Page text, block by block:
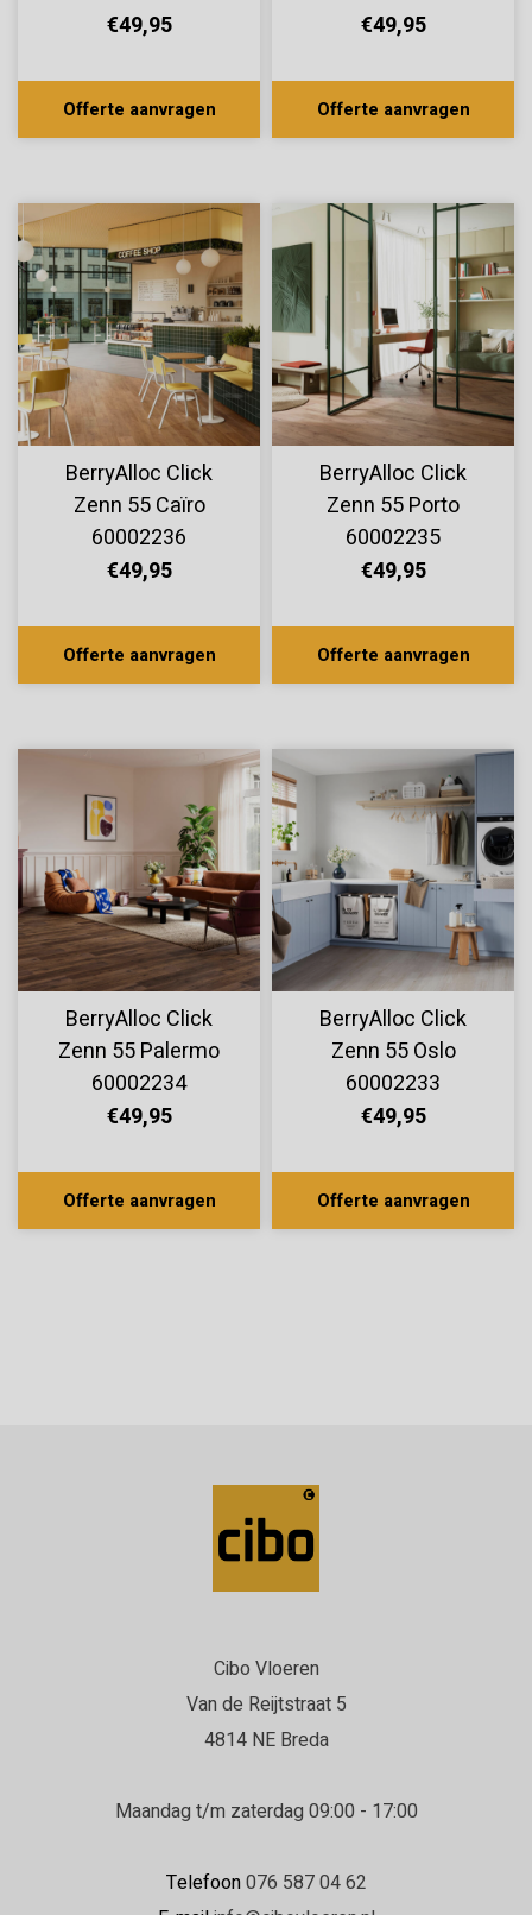
86221
€49,95
Offerte aanvragen
€49,95
Offerte aanvragen
BerryAlloc Click
Zenn 55 Caïro
60002236
€49,95
Offerte aanvragen
BerryAlloc Click
Zenn 55 Porto
60002235
€49,95
Offerte aanvragen
BerryAlloc Click
Zenn 55 Palermo
60002234
€49,95
Offerte aanvragen
BerryAlloc Click
Zenn 55 Oslo
60002233
€49,95
Offerte aanvragen
Cibo Vloeren
Van de Reijtstraat 5
4814 NE Breda
Maandag t/m zaterdag 09:00 - 17:00
Telefoon076 587 04 62